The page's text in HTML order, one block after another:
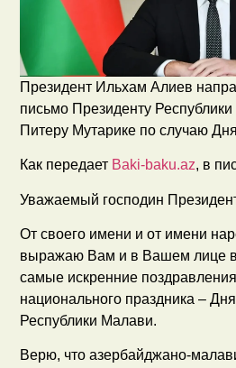
Президент Ильхам Алиев
письмо Президенту
Питеру Мутарике по случаю
Как передает Baki-baku.az, в
Уважаемый господин
От своего имени и от имени
выражаю Вам и в Вашем лице
самые искренние
национального праздника –
Республики Малави.
Верю, что азербайджано-